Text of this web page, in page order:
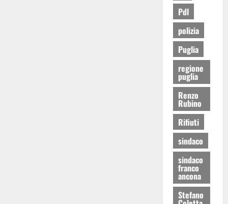
Pdl
polizia
Puglia
regione
puglia
Renzo
Rubino
Rifiuti
sindaco
sindaco
franco
ancona
Stefano